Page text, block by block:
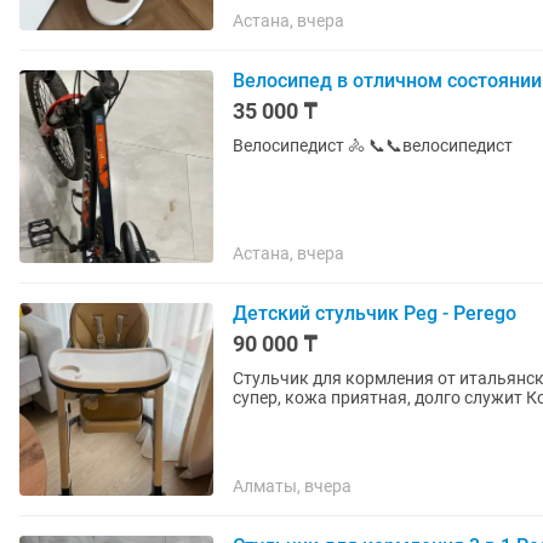
Астана, вчера
Велосипед в отличном состоянии
35 000 ₸
Велосипедист 🚴 📞📞велосипедист
Астана, вчера
Детский стульчик Peg - Perego
90 000 ₸
Стульчик для кормления от
Алматы, вчера